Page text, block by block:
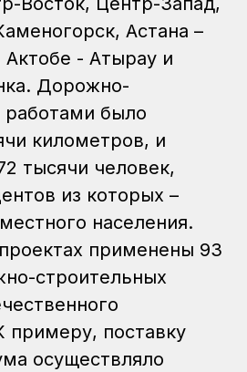
Астана –
Актобе - Атырау и
Дорожно-
было
километров, и
тысячи человек,
из которых –
населения.
применены 93
строительных
примеру, поставку
осуществляло